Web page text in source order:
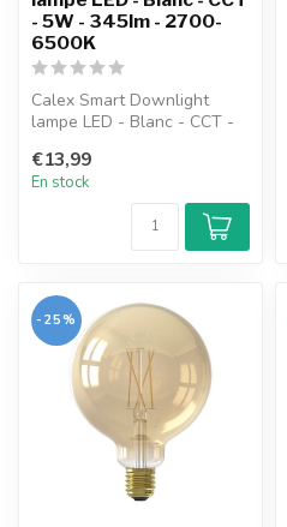
- 5W - 345lm - 2700-
6500K
Calex Smart Downlight
lampe LED - Blanc - CCT -
€13,99
En stock
-25%